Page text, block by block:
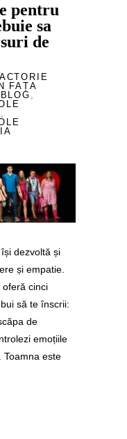
pentru
sa
de
FAȚA
,
,
dezvoltă și
și empatie.
cinci
să te înscrii:
de
emoțiile
Toamna este